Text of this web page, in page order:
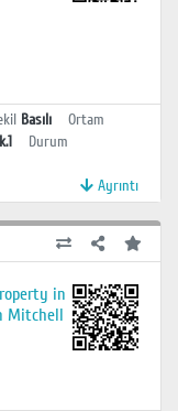
Basılı
Ortam
k.1
Durum
Ayrıntı
in
Mitchell